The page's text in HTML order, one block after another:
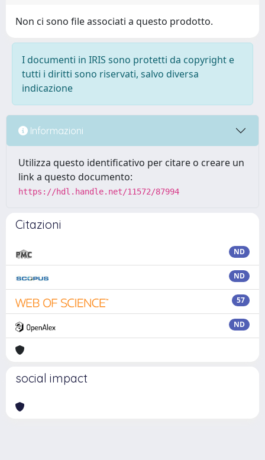
Non ci sono file associati a questo prodotto.
I documenti in IRIS sono protetti da copyright e
tutti i diritti sono riservati, salvo diversa
indicazione
Informazioni
Utilizza questo identificativo per citare o creare un
link a questo documento:
https://hdl.handle.net/11572/87994
Citazioni
ND
ND
57
ND
social impact